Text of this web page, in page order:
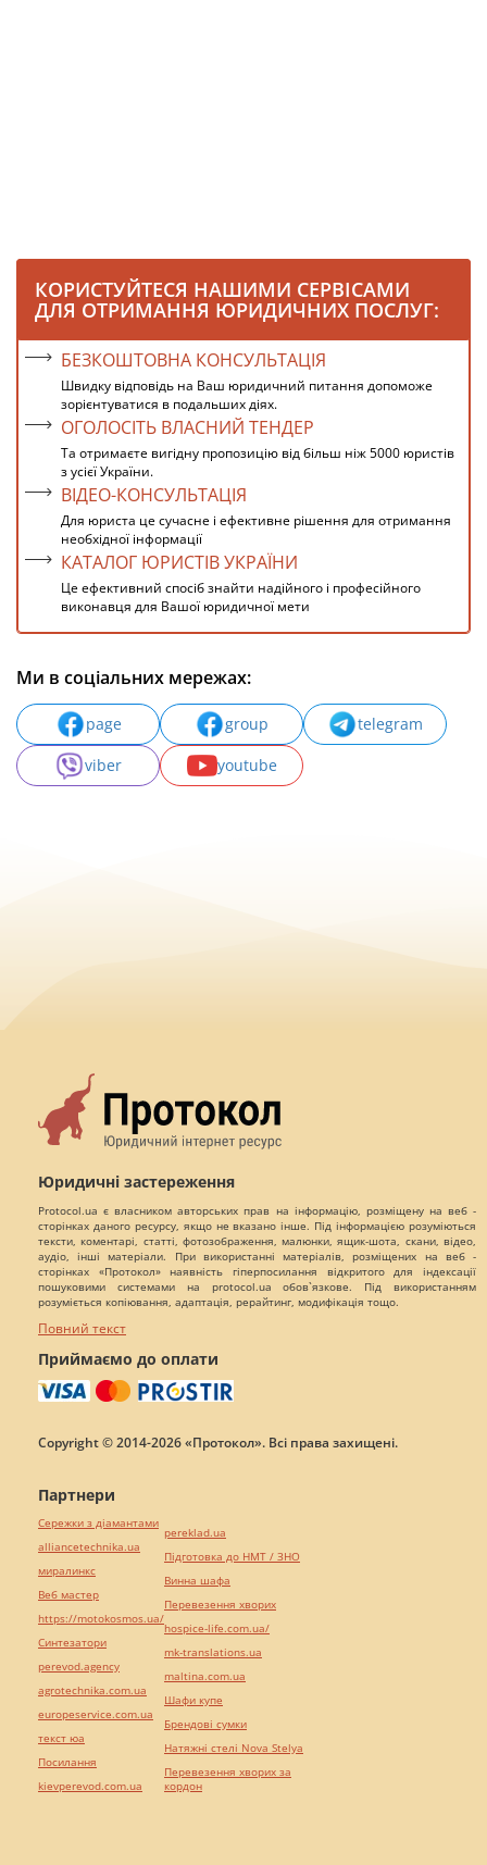
КОРИСТУЙТЕСЯ НАШИМИ СЕРВІСАМИ
ДЛЯ ОТРИМАННЯ ЮРИДИЧНИХ ПОСЛУГ:
БЕЗКОШТОВНА КОНСУЛЬТАЦІЯ
Швидку відповідь на Ваш юридичний питання допоможе
зорієнтуватися в подальших діях.
ОГОЛОСІТЬ ВЛАСНИЙ ТЕНДЕР
Та отримаєте вигідну пропозицію від більш ніж 5000 юристів
з усієї України.
ВІДЕО-КОНСУЛЬТАЦІЯ
Для юриста це сучасне і ефективне рішення для отримання
необхідної інформації
КАТАЛОГ ЮРИСТІВ УКРАЇНИ
Це ефективний спосіб знайти надійного і професійного
виконавця для Вашої юридичної мети
Ми в соціальних мережах:
page group
telegram
viber
youtube
Юридичні застереження
Protocol.ua є власником авторських прав на інформацію, розміщену на веб -
сторінках даного ресурсу, якщо не вказано інше. Під інформацією розуміються
тексти, коментарі, статті, фотозображення, малюнки, ящик-шота, скани, відео,
аудіо, інші матеріали. При використанні матеріалів, розміщених на веб -
сторінках «Протокол» наявність гіперпосилання відкритого для індексації
пошуковими системами на protocol.ua обов`язкове. Під використанням
розуміється копіювання, адаптація, рерайтинг, модифікація тощо.
Повний текст
Приймаємо до оплати
Copyright © 2014-2026 «Протокол». Всі права захищені.
Партнери
Сережки з діамантами
alliancetechnika.ua
миралинкс
Веб мастер
https://motokosmos.ua/
Синтезатори
perevod.agency
agrotechnika.com.ua
europeservice.com.ua
текст юа
Посилання
kievperevod.com.ua
pereklad.ua
Підготовка до НМТ / ЗНО
Винна шафа
Перевезення хворих
hospice-life.com.ua/
mk-translations.ua
maltina.com.ua
Шафи купе
Брендові сумки
Натяжні стелі Nova Stelya
Перевезення хворих за
кордон